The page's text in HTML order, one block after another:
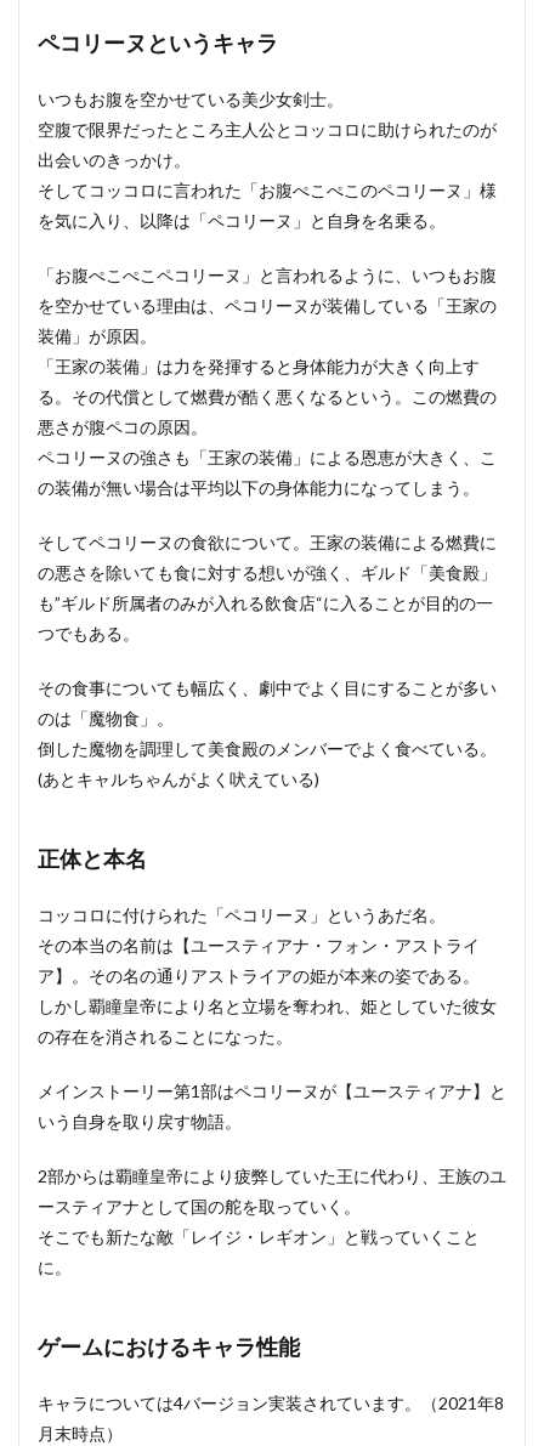
ペコリーヌというキャラ
いつもお腹を空かせている美少女剣士。
空腹で限界だったところ主人公とコッコロに助けられたのが
出会いのきっかけ。
そしてコッコロに言われた「お腹ぺこぺこのペコリーヌ」様
を気に入り、以降は「ペコリーヌ」と自身を名乗る。
「お腹ぺこぺこペコリーヌ」と言われるように、いつもお腹
を空かせている理由は、ペコリーヌが装備している「王家の
装備」が原因。
「王家の装備」は力を発揮すると身体能力が大きく向上す
る。その代償として燃費が酷く悪くなるという。この燃費の
悪さが腹ペコの原因。
ペコリーヌの強さも「王家の装備」による恩恵が大きく、こ
の装備が無い場合は平均以下の身体能力になってしまう。
そしてペコリーヌの食欲について。王家の装備による燃費に
の悪さを除いても食に対する想いが強く、ギルド「美食殿」
も”ギルド所属者のみが入れる飲食店“に入ることが目的の一
つでもある。
その食事についても幅広く、劇中でよく目にすることが多い
のは「魔物食」。
倒した魔物を調理して美食殿のメンバーでよく食べている。
(あとキャルちゃんがよく吠えている)
正体と本名
コッコロに付けられた「ペコリーヌ」というあだ名。
その本当の名前は【ユースティアナ・フォン・アストライ
ア】。その名の通りアストライアの姫が本来の姿である。
しかし覇瞳皇帝により名と立場を奪われ、姫としていた彼女
の存在を消されることになった。
メインストーリー第1部はペコリーヌが【ユースティアナ】と
いう自身を取り戻す物語。
2部からは覇瞳皇帝により疲弊していた王に代わり、王族のユ
ースティアナとして国の舵を取っていく。
そこでも新たな敵「レイジ・レギオン」と戦っていくこと
に。
ゲームにおけるキャラ性能
キャラについては4バージョン実装されています。（2021年8
月末時点）